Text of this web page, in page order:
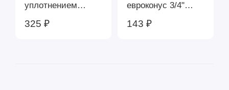
уплотнением
ELSEN, НР
1/2"×3/4" евроконус
325 ₽
евроконус 3/4"
ELSEN EVR04.0002
143 ₽